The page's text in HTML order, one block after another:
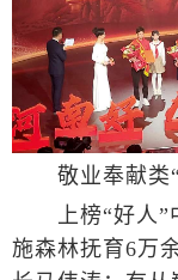
敬业奉献类“
上榜“好人”中
施森林抚育6万